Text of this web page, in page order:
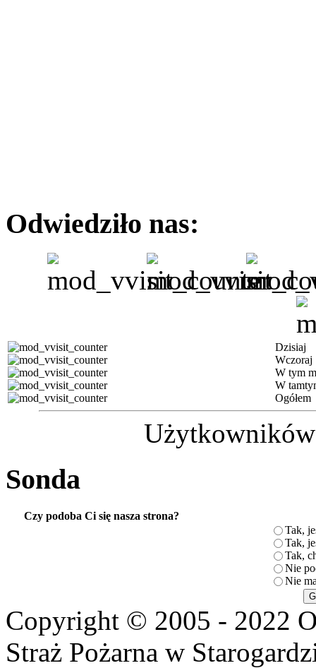
Odwiedziło nas:
Dzisiaj
Wczoraj
W tym
W
Ogółem
Sonda
Czy podoba Ci się nasza strona?
Tak,
Tak,
Tak,
Nie
Nie
Copyright © 2005 - 2022
Straż Pożarna w